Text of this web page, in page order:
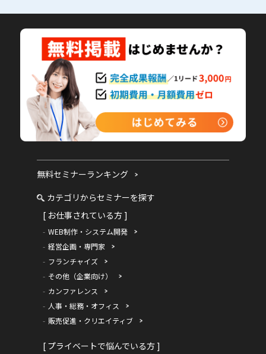
無料セミナーランキング
カテゴリからセミナーを探す
[ お仕事されている方 ]
WEB制作・システム開発
経営企画・専門家
フランチャイズ
その他（企業向け）
カンファレンス
人事・総務・オフィス
販売促進・クリエイティブ
[ プライベートで悩んでいる方 ]